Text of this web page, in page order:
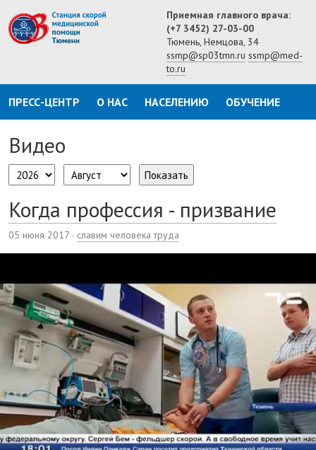
Приемная главного врача:
(+7 3452) 27-03-00
Тюмень, Немцова, 34
ssmp@sp03tmn.ru ssmp@med-
to.ru
ПРЕСС-ЦЕНТР О НАС НАСЕЛЕНИЮ ОБУЧЕНИЕ
Видео
Показать
Когда профессия - призвание
05 июня 2017 · славим человека труда